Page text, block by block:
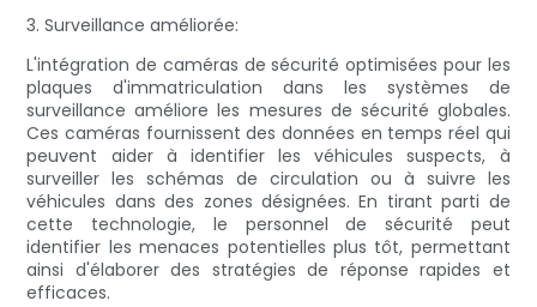
3. Surveillance améliorée:
L'intégration de caméras de sécurité optimisées pour les
plaques d'immatriculation dans les systèmes de
surveillance améliore les mesures de sécurité globales.
Ces caméras fournissent des données en temps réel qui
peuvent aider à identifier les véhicules suspects, à
surveiller les schémas de circulation ou à suivre les
véhicules dans des zones désignées. En tirant parti de
cette technologie, le personnel de sécurité peut
identifier les menaces potentielles plus tôt, permettant
ainsi d'élaborer des stratégies de réponse rapides et
efficaces.